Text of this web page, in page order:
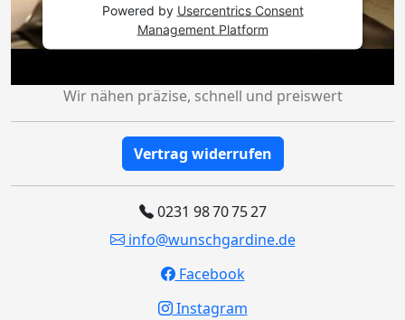
Powered by Usercentrics Consent
Management Platform
Wir nähen präzise, schnell und preiswert
Vertrag widerrufen
0231 98 70 75 27
info@wunschgardine.de
Facebook
Instagram